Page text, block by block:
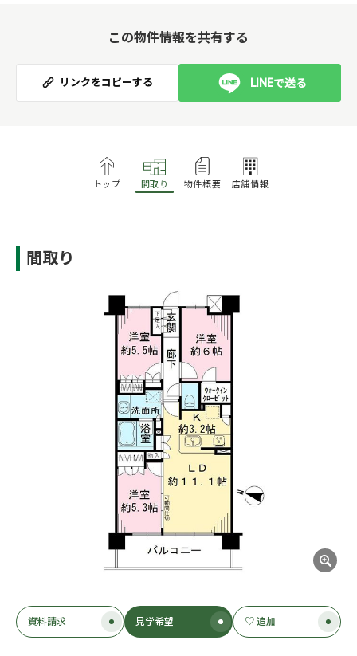
この物件情報を共有する
リンクをコピーする LINEで送る
トップ 間取り 物件概要 店舗情報
間取り
資料請求 見学希望 ♡ 追加